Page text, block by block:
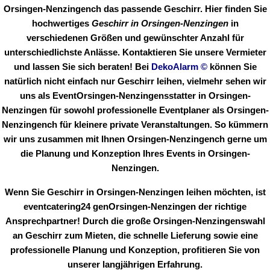
Orsingen-Nenzingench das passende Geschirr. Hier finden Sie
hochwertiges Geschirr in Orsingen-Nenzingenin
verschiedenen Größen und gewünschter Anzahl für
unterschiedlichste Anlässe. Kontaktieren Sie unsere Vermieter
und lassen Sie sich beraten! Bei DekoAlarm © können Sie
natürlich nicht einfach nur Geschirr leihen, vielmehr sehen wir
uns als EventOrsingen-Nenzingensstatter in Orsingen-
Nenzingen für sowohl professionelle Eventplaner als Orsingen-
Nenzingench für kleinere private Veranstaltungen. So kümmern
wir uns zusammen mit Ihnen Orsingen-Nenzingench gerne um
die Planung und Konzeption Ihres Events in Orsingen-
Nenzingen.
Wenn Sie Geschirr in Orsingen-Nenzingen leihen möchten, ist
eventcatering24 genOrsingen-Nenzingen der richtige
Ansprechpartner! Durch die große Orsingen-Nenzingenswahl
an Geschirr zum Mieten, die schnelle Lieferung sowie eine
professionelle Planung und Konzeption, profitieren Sie von
unserer langjährigen Erfahrung.